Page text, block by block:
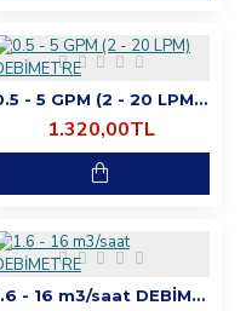
0.5 - 5 GPM (2 - 20 LPM) DEBİMETRE
1.320,00TL
1.6 - 16 m3/saat DEBİMETRE